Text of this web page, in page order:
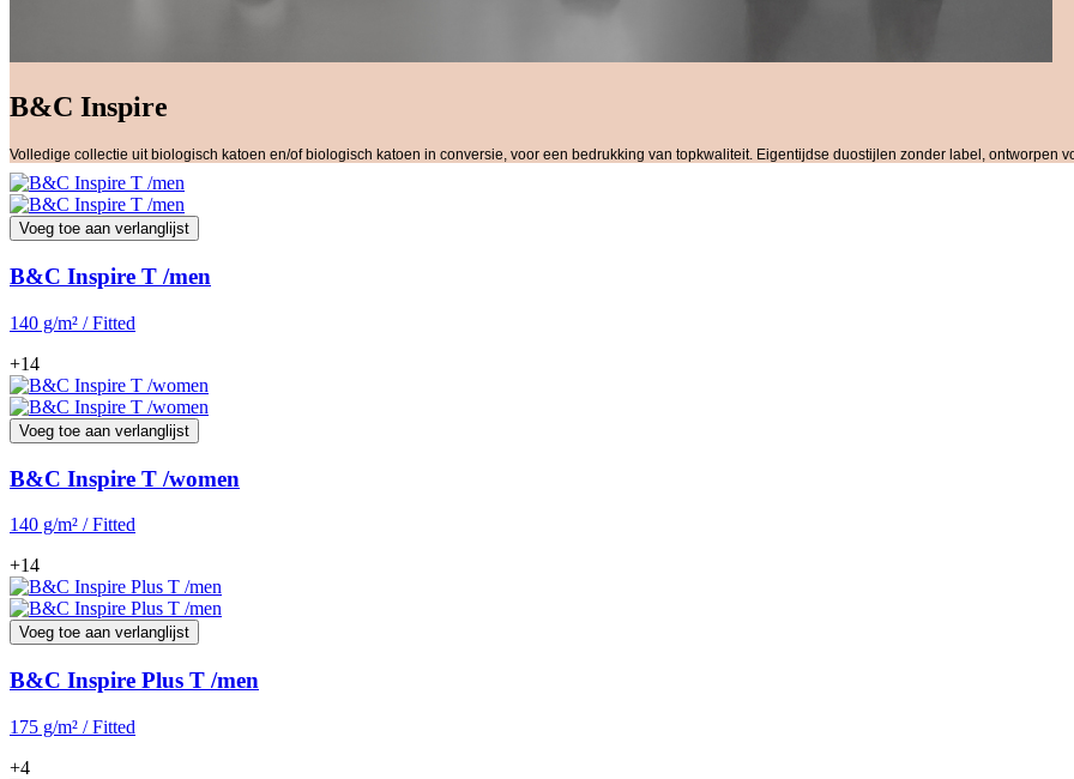
B&C Inspire
Volledige collectie uit biologisch katoen en/of biologisch katoen in conversie, voor een bedrukking van topkwaliteit. Eigentijdse duostijlen zonder label, ontworpen
Voeg toe aan verlanglijst
B&C Inspire T /men
140 g/m² / Fitted
+14
Voeg toe aan verlanglijst
B&C Inspire T /women
140 g/m² / Fitted
+14
Voeg toe aan verlanglijst
B&C Inspire Plus T /men
175 g/m² / Fitted
+4